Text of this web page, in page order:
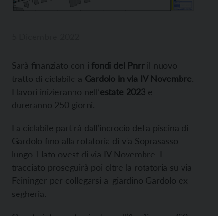
Sarà finanziato con i fondi del Pnrr il nuovo
tratto di ciclabile a Gardolo in via IV Novembre.
I lavori inizieranno nell’estate 2023 e
dureranno 250 giorni.
La ciclabile partirà dall’incrocio della piscina di
Gardolo fino alla rotatoria di via Soprasasso
lungo il lato ovest di via IV Novembre. Il
tracciato proseguirà poi oltre la rotatoria su via
Feininger per collegarsi al giardino Gardolo ex
segheria.